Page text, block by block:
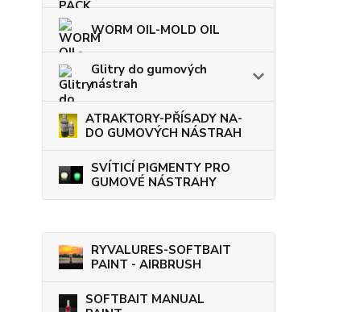
WORM OIL-MOLD OIL
Glitry do gumových
nástrah
ATRAKTORY-PŘÍSADY NA-
DO GUMOVÝCH NÁSTRAH
SVÍTICÍ PIGMENTY PRO
GUMOVÉ NÁSTRAHY
RYVALURES-SOFTBAIT
PAINT - AIRBRUSH
SOFTBAIT MANUAL